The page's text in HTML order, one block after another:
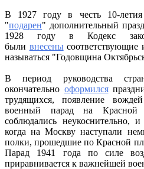
В 1927 году в честь 10-
"подарен" дополнительный
1928 году в Кодекс
были внесенысоответствующие
называться "Годовщина
В период руководства
окончательно оформился
трудящихся, появление
военный парад на Красной
соблюдались неукоснительно,
когда на Москву наступали
полки, прошедшие по Красной
Парад 1941 года по силе
приравнивается к важнейшей